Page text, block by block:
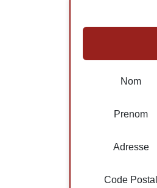
Nom
Prenom
Adresse
Code Postal